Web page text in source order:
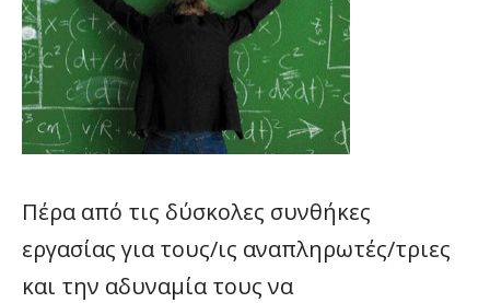
Πέρα από τις δύσκολες συνθήκες
εργασίας για τους/ις αναπληρωτές/τριες
και την αδυναμία τους να